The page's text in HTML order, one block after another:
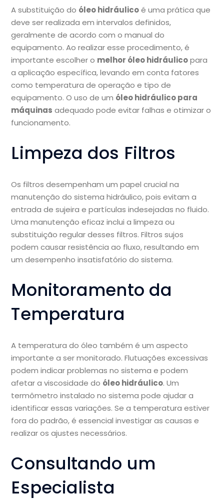
A substituição do óleo hidráulicoé uma prática que
deve ser realizada em intervalos definidos,
geralmente de acordo com o manual do
equipamento. Ao realizar esse procedimento, é
importante escolher o melhor óleo hidráulicopara
a aplicação específica, levando em conta fatores
como temperatura de operação e tipo de
equipamento. O uso de um óleo hidráulico para
máquinas adequado pode evitar falhas e otimizar o
funcionamento.
Limpeza dos Filtros
Os filtros desempenham um papel crucial na
manutenção do sistema hidráulico, pois evitam a
entrada de sujeira e partículas indesejadas no fluido.
Uma manutenção eficaz inclui a limpeza ou
substituição regular desses filtros. Filtros sujos
podem causar resistência ao fluxo, resultando em
um desempenho insatisfatório do sistema.
Monitoramento da
Temperatura
A temperatura do óleo também é um aspecto
importante a ser monitorado. Flutuações excessivas
podem indicar problemas no sistema e podem
afetar a viscosidade do óleo hidráulico. Um
termômetro instalado no sistema pode ajudar a
identificar essas variações. Se a temperatura estiver
fora do padrão, é essencial investigar as causas e
realizar os ajustes necessários.
Consultando um
Especialista